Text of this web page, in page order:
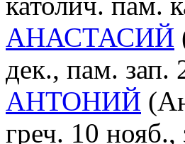
АНАСТАСИЙ
дек., пам. зап.
АНТОНИЙ
греч. 10 нояб.,